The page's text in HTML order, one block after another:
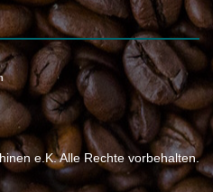
e.K. Alle Rechte vorbehalten.